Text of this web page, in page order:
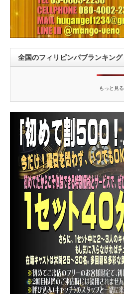
全国のフィリピンパブランキング
もっと見る